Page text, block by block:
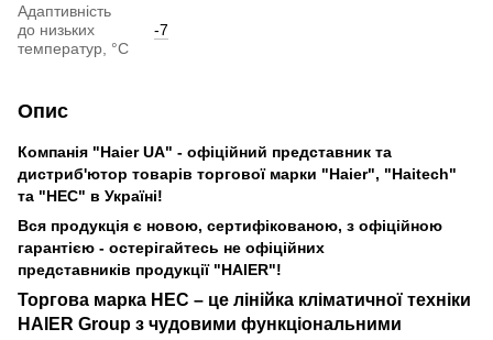
Адаптивність
до низьких
температур, °С
-7
Опис
Компанія "Haier UA" - офіційний представник та
дистриб'ютор товарів торгової марки "Haier", "Haitech"
та "HEC" в Україні!
Вся продукція є новою, сертифікованою, з офіційною
гарантією - остерігайтесь не офіційних
представників продукції "HAIER"!
Торгова марка HEC – це лінійка кліматичної техніки
HAIER Group з чудовими функціональними